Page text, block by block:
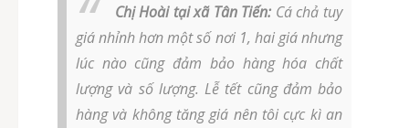
Chị Hoài tại xã Tân Tiến: Cá chả tuy
giá nhỉnh hơn một số nơi 1, hai giá nhưng
lúc nào cũng đảm bảo hàng hóa chất
lượng và số lượng. Lễ tết cũng đảm bảo
hàng và không tăng giá nên tôi cực kì an